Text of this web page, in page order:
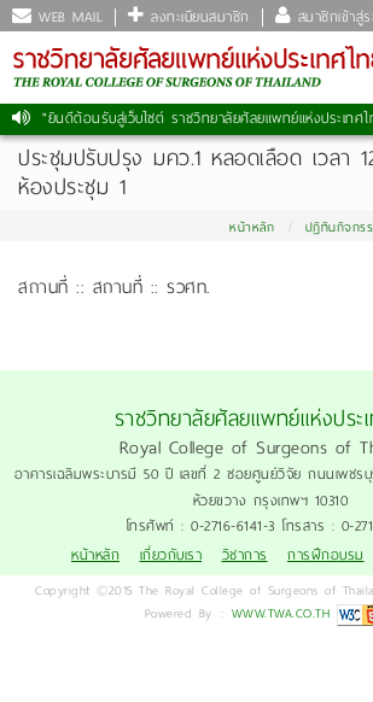
WEB MAIL ลงทะเบียนสมาชิก สมาชิกเข้าสู่
"ยินดีต้อนรับสู่เว็บไซต์ ราชวิทยาลัยศัลยแพทย์แห่งประเทศไ
ประชุมปรับปรุง​ มคว.1 หลอดเลือด เวลา
ห้องประชุม 1
หน้าหลัก ปฏิทินกิจกร
สถานที่ :: สถานที่ :: รวศท.
ราชวิทยาลัยศัลยแพทย์แห่งประ
Royal College of Surgeons of
อาคารเฉลิมพระบารมี 50 ปี เลขที่ 2 ซอยศูนย์วิจัย ถนนเพชร
ห้วยขวาง กรุงเทพฯ 10310
โทรศัพท์ : 0-2716-6141-3 โทรสาร : 0-
หน้าหลัก
เกี่ยวกับเรา วิชาการ การฝึกอบรม
Copyright ©2015 The Royal College of Surgeons of
Powered By :: WWW.TWA.CO.TH